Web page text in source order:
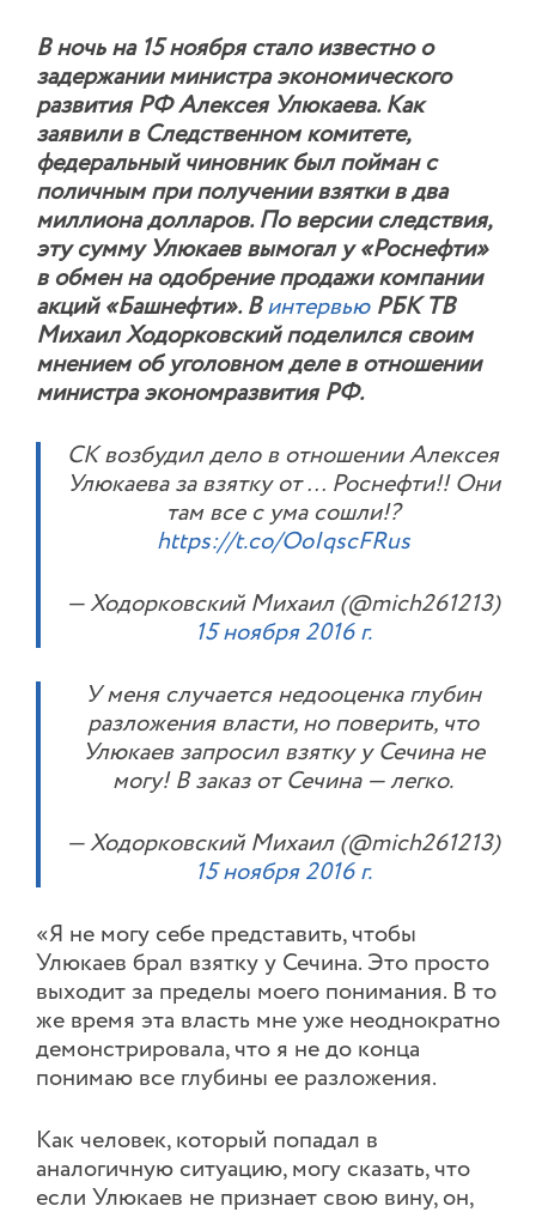
В ночь на 15 ноября стало известно о
задержании министра экономического
развития РФ Алексея Улюкаева. Как
заявили в Следственном комитете,
федеральный чиновник был пойман с
поличным при получении взятки в два
миллиона долларов. По версии следствия,
эту сумму Улюкаев вымогал у «Роснефти»
в обмен на одобрение продажи компании
акций «Башнефти». В интервьюРБК ТВ
Михаил Ходорковский поделился своим
мнением об уголовном деле в отношении
министра экономразвития РФ.
СК возбудил дело в отношении Алексея
Улюкаева за взятку от … Роснефти!! Они
там все с ума сошли!?
https://t.co/OoIqscFRus
— Ходорковский Михаил (@mich261213)
15 ноября 2016 г.
У меня случается недооценка глубин
разложения власти, но поверить, что
Улюкаев запросил взятку у Сечина не
могу! В заказ от Сечина — легко.
— Ходорковский Михаил (@mich261213)
15 ноября 2016 г.
«Я не могу себе представить, чтобы
Улюкаев брал взятку у Сечина. Это просто
выходит за пределы моего понимания. В то
же время эта власть мне уже неоднократно
демонстрировала, что я не до конца
понимаю все глубины ее разложения.
Как человек, который попадал в
аналогичную ситуацию, могу сказать, что
если Улюкаев не признает свою вину, он,